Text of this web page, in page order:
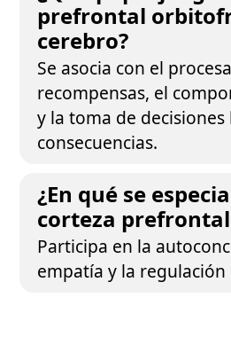
prefrontal
cerebro?
Se asocia con el
recompensas, el
y la toma de decisiones
consecuencias.
¿En qué se
corteza
Participa en la
empatía y la